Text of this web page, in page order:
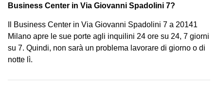
Business Center in Via Giovanni Spadolini 7?
Il Business Center in Via Giovanni Spadolini 7 a 20141
Milano apre le sue porte agli inquilini 24 ore su 24, 7 giorni
su 7. Quindi, non sarà un problema lavorare di giorno o di
notte lì.